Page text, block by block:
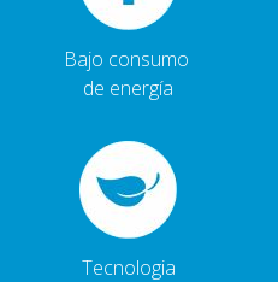
Bajo consumo
de energía
Tecnologia